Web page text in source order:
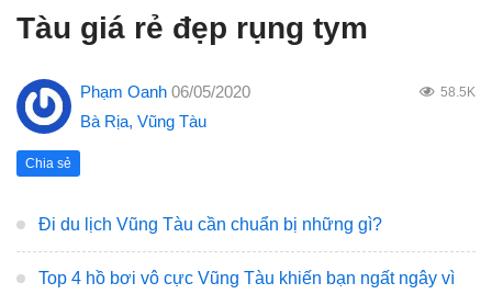
Tàu giá rẻ đẹp rụng tym
Phạm Oanh 06/05/2020 58.5K
Bà Rịa, Vũng Tàu
Chia sẻ
Đi du lịch Vũng Tàu cần chuẩn bị những gì?
Top 4 hồ bơi vô cực Vũng Tàu khiến bạn ngất ngây vì